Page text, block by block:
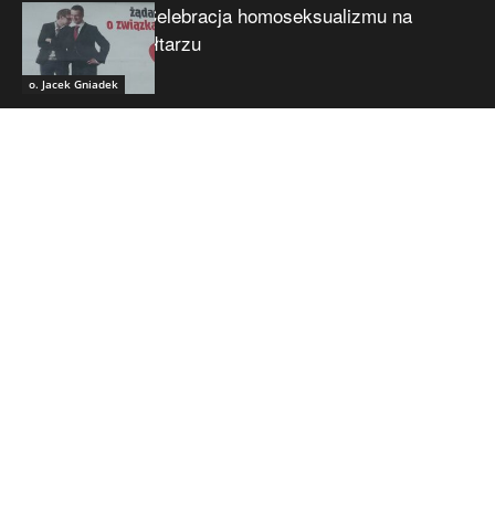
o. Jacek Gniadek
Celebracja homoseksualizmu na
ołtarzu